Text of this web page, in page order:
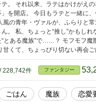
。 それ以来、ラテはかけがえ
を開店。 今日もラテと一緒に
の青年・ヴァルが、ふらりと
。 私、ちょっと“推し”かもし
とある魔族”で……？ モフモフ魔
くて、ちょっぴり切ない再会ご
228,742件 ファンタジー
ごはん 魔族 恋愛